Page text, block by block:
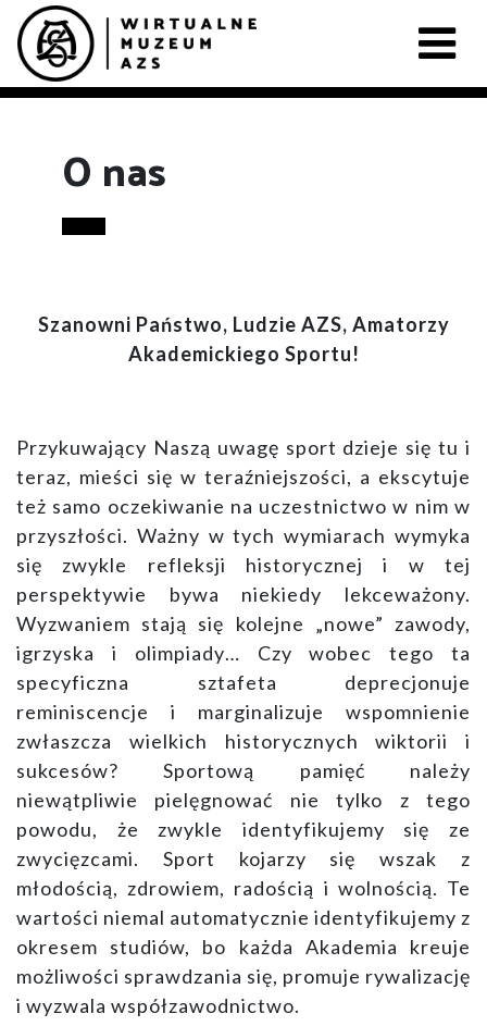
O nas
Szanowni Państwo, Ludzie AZS, Amatorzy
Akademickiego Sportu!
Przykuwający Naszą uwagę sport dzieje się tu i
teraz, mieści się w teraźniejszości, a ekscytuje
też samo oczekiwanie na uczestnictwo w nim w
przyszłości. Ważny w tych wymiarach wymyka
się zwykle refleksji historycznej i w tej
perspektywie bywa niekiedy lekceważony.
Wyzwaniem stają się kolejne „nowe” zawody,
igrzyska i olimpiady… Czy wobec tego ta
specyficzna sztafeta deprecjonuje
reminiscencje i marginalizuje wspomnienie
zwłaszcza wielkich historycznych wiktorii i
sukcesów? Sportową pamięć należy
niewątpliwie pielęgnować nie tylko z tego
powodu, że zwykle identyfikujemy się ze
zwycięzcami. Sport kojarzy się wszak z
młodością, zdrowiem, radością i wolnością. Te
wartości niemal automatycznie identyfikujemy z
okresem studiów, bo każda Akademia kreuje
możliwości sprawdzania się, promuje rywalizację
i wyzwala współzawodnictwo.